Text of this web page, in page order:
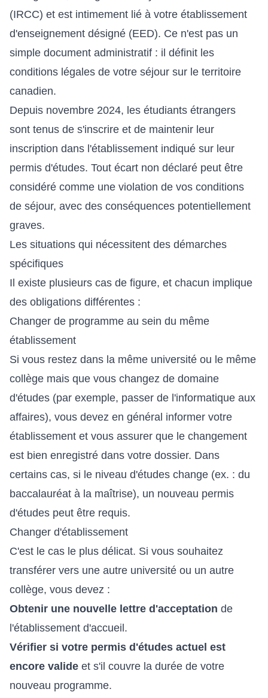
(IRCC) et est intimement lié à votre établissement
d'enseignement désigné (EED). Ce n'est pas un
simple document administratif : il définit les
conditions légales de votre séjour sur le territoire
canadien.
Depuis novembre 2024, les étudiants étrangers
sont tenus de s'inscrire et de maintenir leur
inscription dans l'établissement indiqué sur leur
permis d'études. Tout écart non déclaré peut être
considéré comme une violation de vos conditions
de séjour, avec des conséquences potentiellement
graves.
Les situations qui nécessitent des démarches
spécifiques
Il existe plusieurs cas de figure, et chacun implique
des obligations différentes :
Changer de programme au sein du même
établissement
Si vous restez dans la même université ou le même
collège mais que vous changez de domaine
d'études (par exemple, passer de l'informatique aux
affaires), vous devez en général informer votre
établissement et vous assurer que le changement
est bien enregistré dans votre dossier. Dans
certains cas, si le niveau d'études change (ex. : du
baccalauréat à la maîtrise), un nouveau permis
d'études peut être requis.
Changer d'établissement
C'est le cas le plus délicat. Si vous souhaitez
transférer vers une autre université ou un autre
collège, vous devez :
Obtenir une nouvelle lettre d'acceptation de
l'établissement d'accueil.
Vérifier si votre permis d'études actuel est
encore valide et s'il couvre la durée de votre
nouveau programme.